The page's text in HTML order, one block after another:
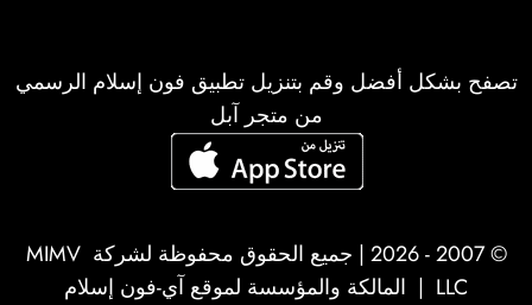
تصفح بشكل أفضل وقم بتنزيل تطبيق فون إسلام الرسمي
من متجر آبل
© 2007 - 2026 | جميع الحقوق محفوظة لشركة
MIMV
LLC | المالكة والمؤسسة لموقع آي-فون إسلام